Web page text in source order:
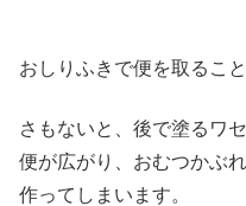
おしりふきで便を取るこ
さもないと、後で塗るワ
便が広がり、おむつかぶ
作ってしまいます。